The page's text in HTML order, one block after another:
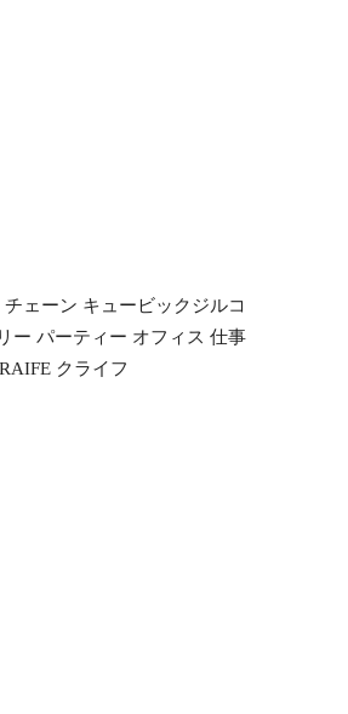
ェーン キュービックジルコ
ー パーティー オフィス 仕事
クライフ